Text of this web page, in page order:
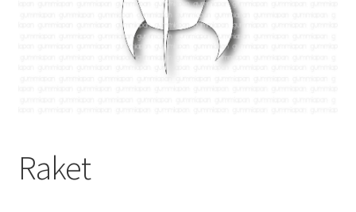
Raket